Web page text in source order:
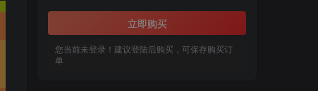
立即购买
您当前未登录！建议登陆后购买，可保存购买订
单